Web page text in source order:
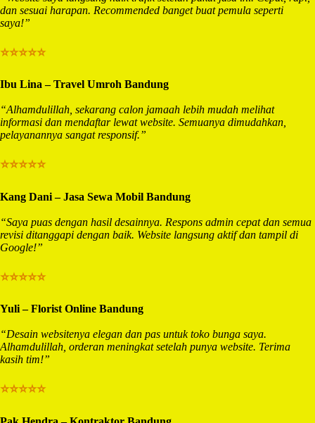
dan sesuai harapan. Recommended banget buat pemula seperti
saya!”
⭐⭐⭐⭐⭐
Ibu Lina – Travel Umroh Bandung
“Alhamdulillah, sekarang calon jamaah lebih mudah melihat
informasi dan mendaftar lewat website. Semuanya dimudahkan,
pelayanannya sangat responsif.”
⭐⭐⭐⭐⭐
Kang Dani – Jasa Sewa Mobil Bandung
“Saya puas dengan hasil desainnya. Respons admin cepat dan semua
revisi ditanggapi dengan baik. Website langsung aktif dan tampil di
Google!”
⭐⭐⭐⭐⭐
Yuli – Florist Online Bandung
“Desain websitenya elegan dan pas untuk toko bunga saya.
Alhamdulillah, orderan meningkat setelah punya website. Terima
kasih tim!”
⭐⭐⭐⭐⭐